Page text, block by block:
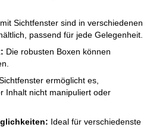
Sichtfenster sind in verschiedenen
passend für jede Gelegenheit.
Die robusten Boxen können
ermöglicht es,
Inhalt nicht manipuliert oder
Ideal für verschiedenste